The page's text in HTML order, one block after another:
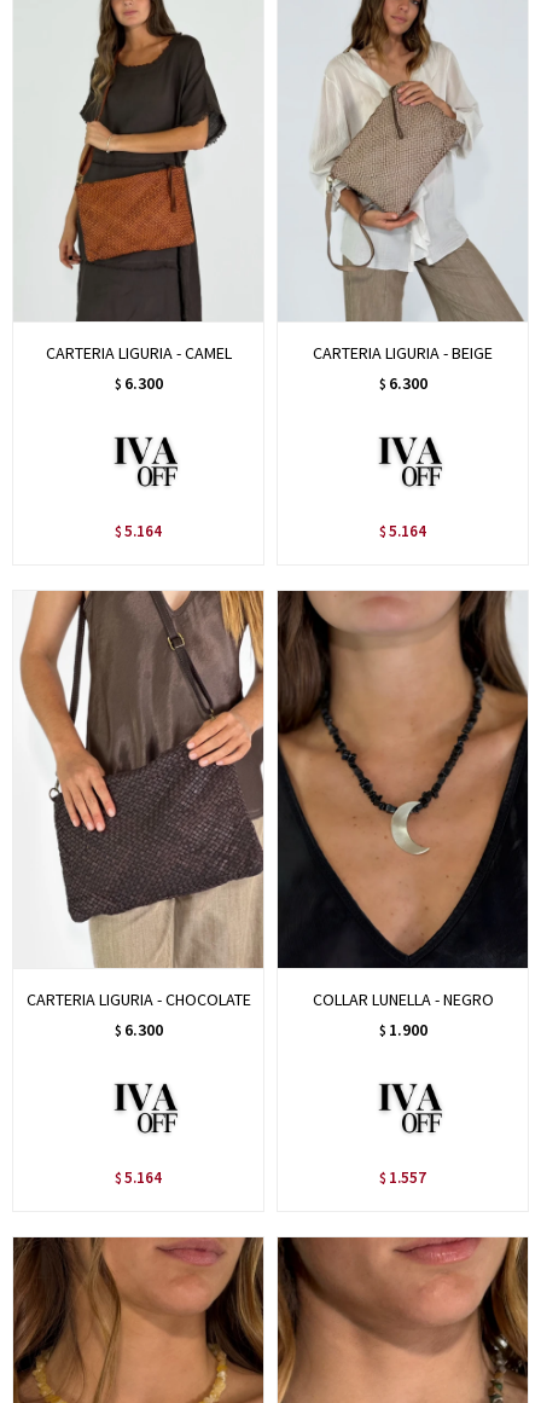
CARTERIA LIGURIA - CAMEL
$ 6.300
$ 5.164
CARTERIA LIGURIA - BEIGE
$ 6.300
$ 5.164
CARTERIA LIGURIA - CHOCOLATE
$ 6.300
$ 5.164
COLLAR LUNELLA - NEGRO
$ 1.900
$ 1.557